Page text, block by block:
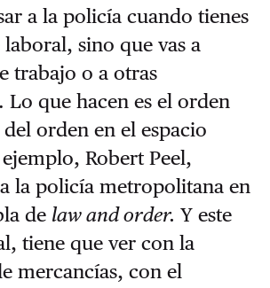
a la policía cuando tienes
sino que vas a
trabajo o a otras
Lo que hacen es el orden
orden en el espacio
Robert Peel,
la policía metropolitana en
de law and order. Y este
tiene que ver con la
mercancías, con el